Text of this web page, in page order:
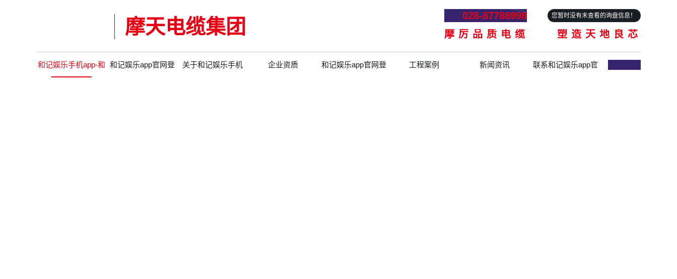
摩天电缆集团
028-87788998
摩厉品质电缆 塑造天地良芯
您暂时没有未查看的询盘信息！
和记娱乐手机app-和 和记娱乐app官网登 关于和记娱乐手机 企业资质 和记娱乐app官网登 工程案例 新闻资讯 联系和记娱乐app官